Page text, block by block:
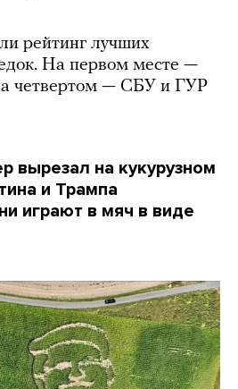
рейтинг лучших
На первом месте —
четвертом — СБУ и ГУР
вырезал на кукурузном
и Трампа
играют в мяч в виде